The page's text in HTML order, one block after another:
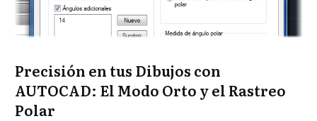
Precisión en tus Dibujos con
AUTOCAD: El Modo Orto y el Rastreo
Polar